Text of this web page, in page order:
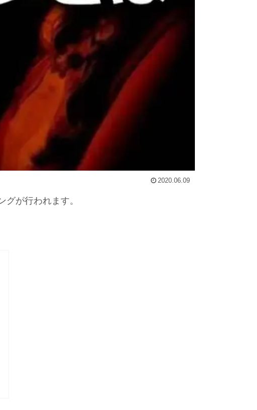
2020.06.09
が行われます。